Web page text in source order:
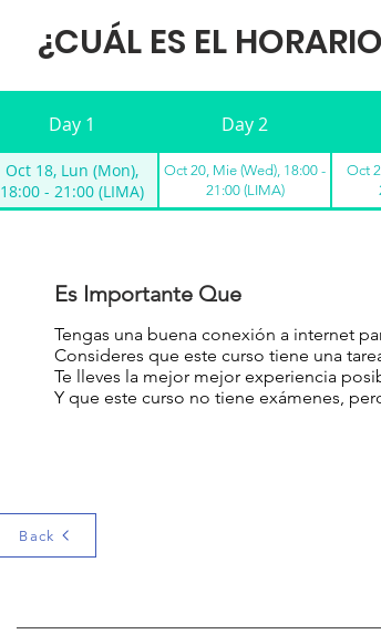
¿CUÁL ES EL
Day 1 Day 2
Oct 18, Lun (Mon),
18:00 - 21:00 (LIMA)
Oct 20, Mie (Wed), 18:00 -
21:00 (LIMA)
Oct
Es Importante Que
Tengas una buena conexión a internet
Consideres que este curso tiene una
Te lleves la mejor mejor experiencia
Y que este curso no tiene exámenes,
Back